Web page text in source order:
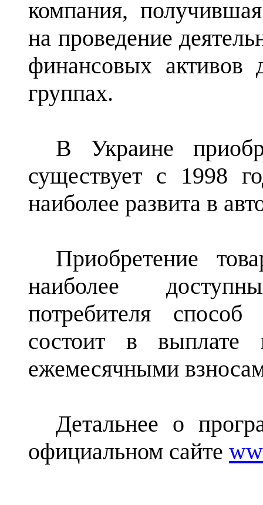
компания,
на проведение
финансовых активов
группах.
В Украине
существует с 1998
наиболее развита в
Приобретение
наиболее
потребителя
состоит в выплате
ежемесячными
Детальнее о
официальном сайте